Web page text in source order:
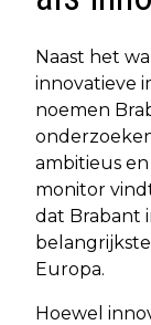
Naast het
innovatieve
noemen
ambitieus
monitor
dat Brabant
Europa.
Hoewel